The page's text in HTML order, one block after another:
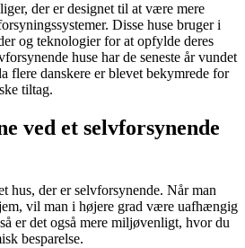
der er designet til at være mere
Disse huse bruger i
og teknologier for at opfylde deres
huse har de seneste år vundet
flere danskere er blevet bekymrede for
tiltag.
ved et selvforsynende
hus, der er selvforsynende. Når man
vil man i højere grad være uafhængig
er det også mere miljøvenligt, hvor du
besparelse.